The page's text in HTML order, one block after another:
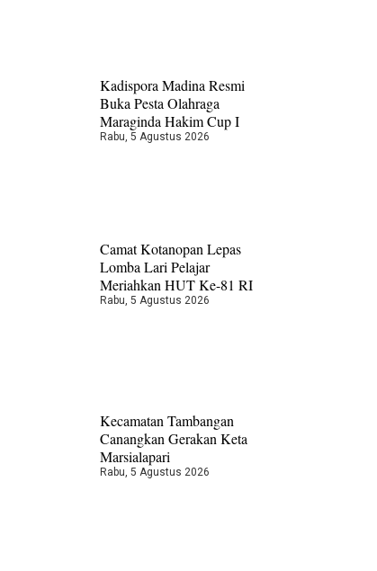
Kadispora Madina Resmi
Buka Pesta Olahraga
Maraginda Hakim Cup I
Rabu, 5 Agustus 2026
Camat Kotanopan Lepas
Lomba Lari Pelajar
Meriahkan HUT Ke-81 RI
Rabu, 5 Agustus 2026
Kecamatan Tambangan
Canangkan Gerakan Keta
Marsialapari
Rabu, 5 Agustus 2026